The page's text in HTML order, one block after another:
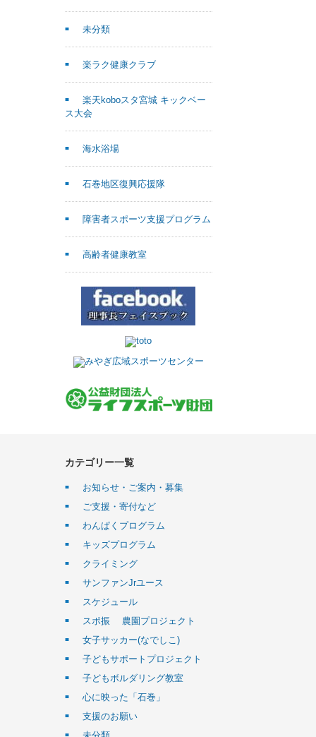
未分類
楽ラク健康クラブ
楽天koboスタ宮城 キックベー
ス大会
海水浴場
石巻地区復興応援隊
障害者スポーツ支援プログラム
高齢者健康教室
カテゴリー一覧
お知らせ・ご案内・募集
ご支援・寄付など
わんぱくプログラム
キッズプログラム
クライミング
サンファンJrユース
スケジュール
スポ振 農園プロジェクト
女子サッカー(なでしこ)
子どもサポートプロジェクト
子どもボルダリング教室
心に映った「石巻」
支援のお願い